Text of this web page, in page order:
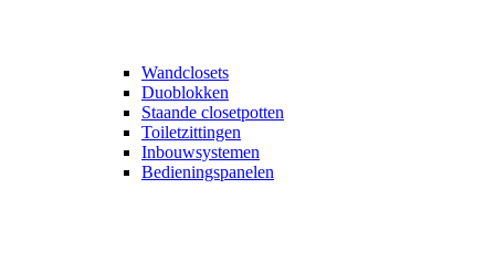
Wandclosets
Duoblokken
Staande closetpotten
Toiletzittingen
Inbouwsystemen
Bedieningspanelen